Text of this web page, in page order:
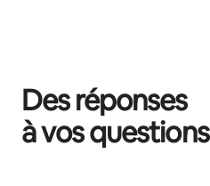
Des réponses
à vos questions